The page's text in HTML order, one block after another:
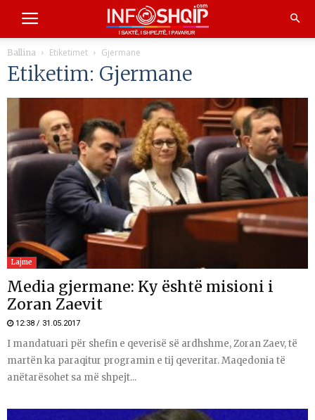
Ballina Etiketimet Gjermane
Etiketim: Gjermane
Lajme
Media gjermane: Ky është misioni i
Zoran Zaevit
12:38 / 31.05.2017
I mandatuari për shefin e qeverisë së ardhshme, Zoran Zaev, të
martën ka paraqitur programin e tij qeveritar. Maqedonia të
anëtarësohet sa më shpejt...